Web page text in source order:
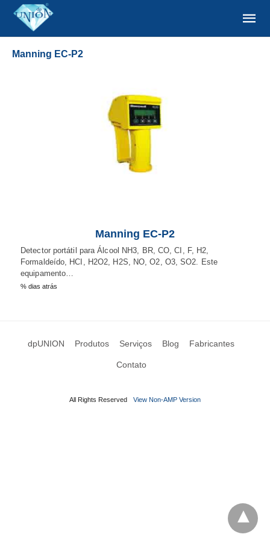
Manning EC-P2
Manning EC-P2
Detector portátil para Álcool NH3, BR, CO, CI, F, H2,
Formaldeído, HCI, H2O2, H2S, NO, O2, O3, SO2. Este
equipamento…
% dias atrás
dpUNION Produtos Serviços Blog Fabricantes
Contato
All Rights Reserved View Non-AMP Version